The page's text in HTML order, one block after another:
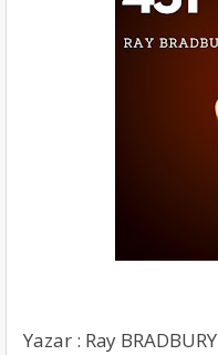
Yazar : Ray BRADBURY